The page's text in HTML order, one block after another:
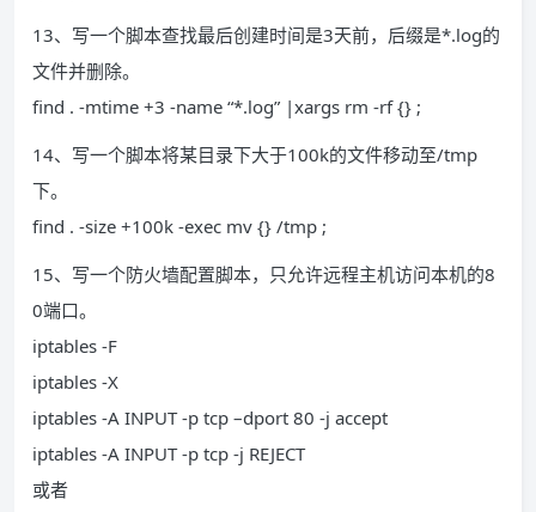
13、写一个脚本查找最后创建时间是3天前，后缀是*.log的
文件并删除。
find . -mtime +3 -name “*.log” |xargs rm -rf {} ;
14、写一个脚本将某目录下大于100k的文件移动至/tmp
下。
find . -size +100k -exec mv {} /tmp ;
15、写一个防火墙配置脚本，只允许远程主机访问本机的8
0端口。
iptables -F
iptables -X
iptables -A INPUT -p tcp –dport 80 -j accept
iptables -A INPUT -p tcp -j REJECT
或者